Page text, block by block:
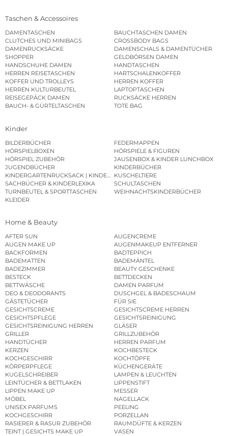
Taschen & Accessoires
DAMENTASCHEN
BAUCHTASCHEN DAMEN
CLUTCHES UND MINIBAGS
CROSSBODY BAGS
DAMENRUCKSÄCKE
DAMENSCHALS & DAMENTÜCHER
SHOPPER
GELDBÖRSEN DAMEN
HANDSCHUHE DAMEN
HANDTASCHEN
HERREN REISETASCHEN
HARTSCHALENKOFFER
KOFFER UND TROLLEYS
HERREN KOFFER
HERREN KULTURBEUTEL
LAPTOPTASCHEN
REISEGEPÄCK DAMEN
RUCKSÄCKE HERREN
BAUCH- & GÜRTELTASCHEN
TOTE BAG
Kinder
BILDERBÜCHER
FEDERMAPPEN
HÖRSPIELBOXEN
HÖRSPIELE & FIGUREN
HÖRSPIEL ZUBEHÖR
JAUSENBOX & KINDER LUNCHBOX
JUGENDBÜCHER
KINDERBÜCHER
KINDERGARTENRUCKSACK | KINDERGARTENBEUTEL
KUSCHELTIERE
SACHBÜCHER & KINDERLEXIKA
SCHULTASCHEN
TURNBEUTEL & SPORTTASCHEN
WEIHNACHTSKINDERBÜCHER
KLEIDER
Home & Beauty
AFTER SUN
AUGENCREME
AUGEN MAKE UP
AUGENMAKEUP ENTFERNER
BACKFORMEN
BADTEPPICH
BADEMATTEN
BADEMÄNTEL
BADEZIMMER
BEAUTY GESCHENKE
BESTECK
BETTDECKEN
BETTWÄSCHE
DAMEN PARFUM
DEO & DEODORANTS
DUSCHGEL & BADESCHAUM
GÄSTETÜCHER
FÜR SIE
GESICHTSCREME
GESICHTSCREME HERREN
GESICHTSPFLEGE
GESICHTSREINIGUNG
GESICHTSREINIGUNG HERREN
GLÄSER
GRILLER
GRILLZUBEHÖR
HANDTÜCHER
HERREN PARFUM
KERZEN
KOCHBESTECK
KOCHGESCHIRR
KOCHTÖPFE
KÖRPERPFLEGE
KÜCHENGERÄTE
KUGELSCHREIBER
LAMPEN & LEUCHTEN
LEINTÜCHER & BETTLAKEN
LIPPENSTIFT
LIPPEN MAKE UP
MESSER
MÖBEL
NAGELLACK
UNISEX PARFUMS
PEELING
KOCHGESCHIRR
PORZELLAN
RASIERER & RASUR ZUBEHÖR
RAUMDÜFTE & KERZEN
TEINT | GESICHTS MAKE UP
VASEN